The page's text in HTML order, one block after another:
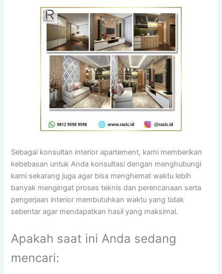
Sebagai konsultan interior apartement, kami memberikan
kebebasan untuk Anda konsultasi dengan menghubungi
kami sekarang juga agar bisa menghemat waktu lebih
banyak mengingat proses teknis dan perencanaan serta
pengerjaan interior membutuhkan waktu yang tidak
sebentar agar mendapatkan hasil yang maksimal.
Apakah saat ini Anda sedang
mencari: